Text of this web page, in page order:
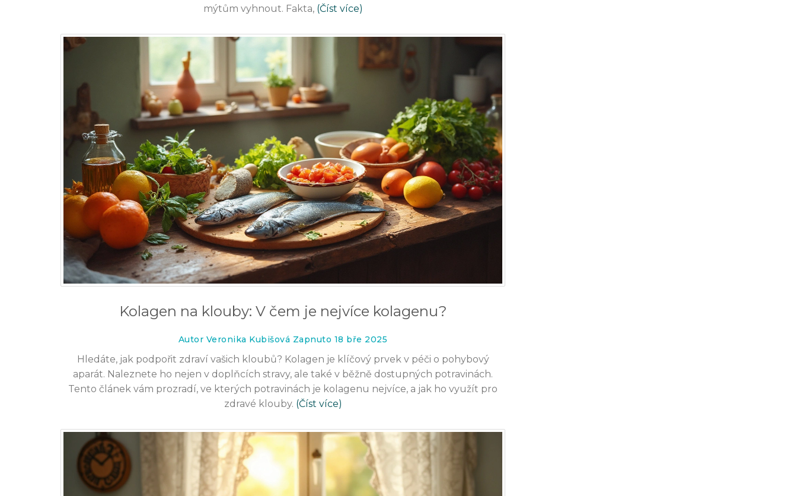
mýtům vyhnout. Fakta, (Číst více)
Kolagen na klouby: V čem je nejvíce kolagenu?
Autor Veronika Kubišová Zapnuto 18 bře 2025
Hledáte, jak podpořit zdraví vašich kloubů? Kolagen je klíčový prvek v péči o pohybový
aparát. Naleznete ho nejen v doplňcích stravy, ale také v běžně dostupných potravinách.
Tento článek vám prozradí, ve kterých potravinách je kolagenu nejvíce, a jak ho využít pro
zdravé klouby. (Číst více)